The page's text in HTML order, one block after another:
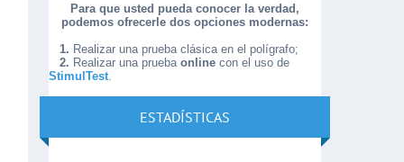
Para que usted pueda conocer la verdad,
podemos ofrecerle dos opciones modernas:
1. Realizar una prueba clásica en el polígrafo;
2. Realizar una pruebaonline con el uso de
StimulTest
ESTADÍSTICAS